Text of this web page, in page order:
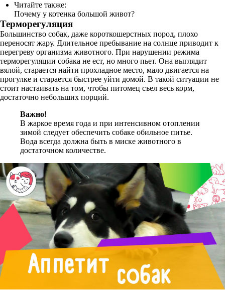
Читайте также:
Почему у котенка большой живот?
Терморегуляция
Большинство собак, даже короткошерстных пород, плохо
переносят жару. Длительное пребывание на солнце приводит к
перегреву организма животного. При нарушении режима
терморегуляции собака не ест, но много пьет. Она выглядит
вялой, старается найти прохладное место, мало двигается на
прогулке и старается быстрее уйти домой. В такой ситуации не
стоит настаивать на том, чтобы питомец съел весь корм,
достаточно небольших порций.
Важно!
В жаркое время года и при интенсивном отоплении
зимой следует обеспечить собаке обильное питье.
Вода всегда должна быть в миске животного в
достаточном количестве.